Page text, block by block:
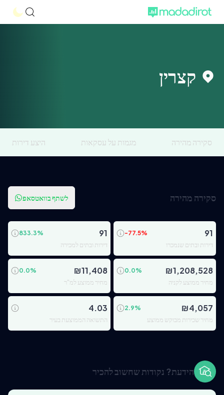
קצרין
סקירה מהירה מגמות על עסקאות היצע דירות
סקירה מהירה לשתף בוואטסאפ
91
-77.5%
דירות ובתים שנמכרו
91
833.3%
דירות ובתים למכירה
₪1,208,528
0.0%
מחיר ממוצע לקניה
₪11,408
0.0%
מחיר ממוצע למ"ר
₪4,057
2.9%
מחיר שכירות מבוקש ממוצע
4.03
התשואה הממוצעת בעיר
הידעת? נקודות שחשוב להכיר